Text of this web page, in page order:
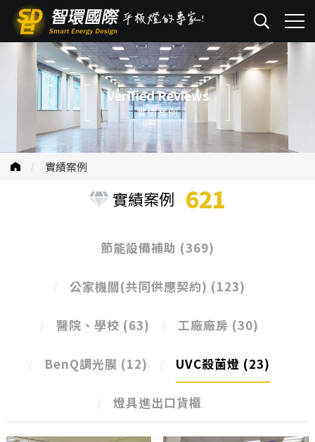
Verified Reviews
實績案例
實績案例
實績案例 621
節能設備補助 (369)
公家機關(共同供應契約) (123)
醫院、學校 (63) 工廠廠房 (30)
BenQ調光膜 (12) UVC殺菌燈 (23)
燈具進出口貨櫃